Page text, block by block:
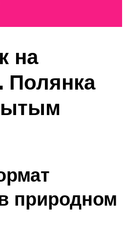
на
Полянка
природном